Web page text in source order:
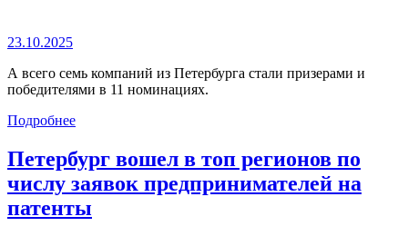
23.10.2025
А всего семь компаний из Петербурга стали призерами и
победителями в 11 номинациях.
Подробнее
Петербург вошел в топ регионов по
числу заявок предпринимателей на
патенты